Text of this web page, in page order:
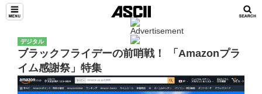
デジタル
ブラックフライデーの前哨戦！ 「Amazonプラ
イム感謝祭」特集